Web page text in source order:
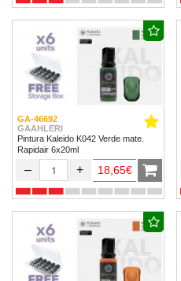
GA-46692
GAAHLERI
Pintura Kaleido K042 Verde mate.
Rapidair 6x20ml
– + 18,65€